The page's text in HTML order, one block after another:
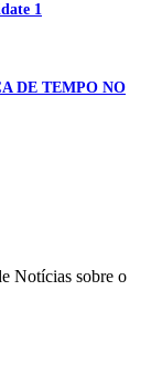
1
DE TEMPO NO
Notícias sobre o